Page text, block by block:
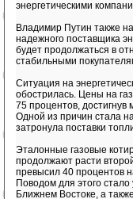
энергетическими
Владимир Путин также
надежного поставщика
будет продолжаться в
стабильными
Ситуация на
обострилась. Цены на
75 процентов, достигнув
Одной из причин стала
затронула поставки
Эталонные газовые
продолжают расти
превысил 40 процентов
Поводом для этого
Ближнем Востоке, а